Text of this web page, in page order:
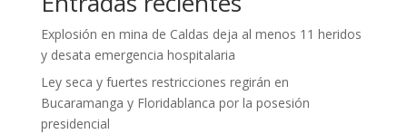
Explosión en mina de Caldas deja al menos 11 heridos
y desata emergencia hospitalaria
Ley seca y fuertes restricciones regirán en
Bucaramanga y Floridablanca por la posesión
presidencial